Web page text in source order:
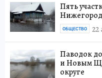
Пять
22
ОБЩЕСТВО
Паводок
и Новым
округе